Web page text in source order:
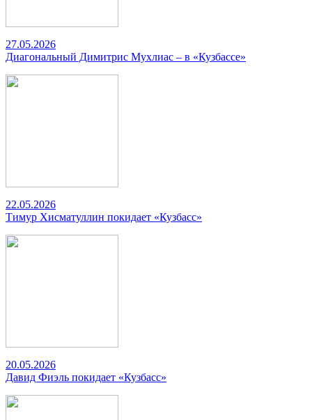
27.05.2026
Диагональный Димитрис Мухлиас – в «Кузбассе»
22.05.2026
Тимур Хисматуллин покидает «Кузбасс»
20.05.2026
Давид Фиэль покидает «Кузбасс»